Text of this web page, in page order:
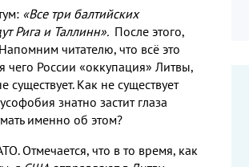
: «Все три балтийских
Рига и Таллинн». После этого,
Напомним читателю, что всё это
чего России «оккупация» Литвы,
существует. Как не существует
знатно застит глаза
именно об этом?
.Отмечается, что в то время, как